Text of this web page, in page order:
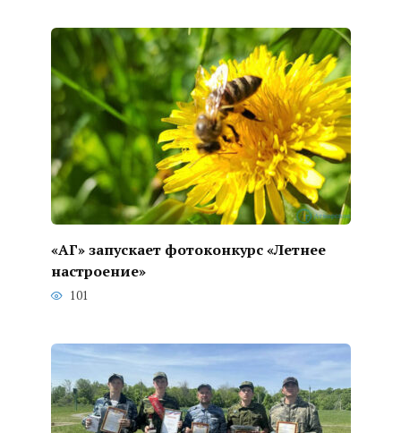
«АГ» запускает фотоконкурс «Летнее
настроение»
101